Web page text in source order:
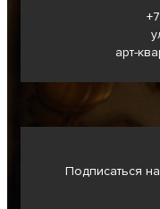
арт-
Подписаться